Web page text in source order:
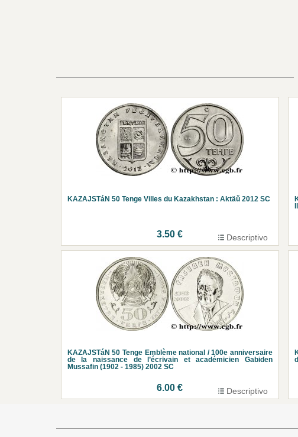
KAZAJSTáN 50 Tenge Villes du Kazakhstan : Aktäŭ 2012 SC
3.50 € Descriptivo
KAZAJSTáN 50 Tenge Emblème national / 100e anniversaire
de la naissance de l’écrivain et académicien Gabiden
Mussafin (1902 - 1985) 2002 SC
6.00 € Descriptivo